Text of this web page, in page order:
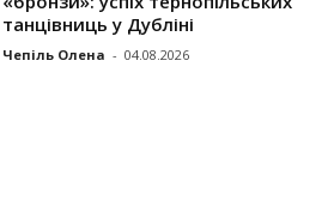
танцівниць у Дубліні
Чепіль Олена - 04.08.2026